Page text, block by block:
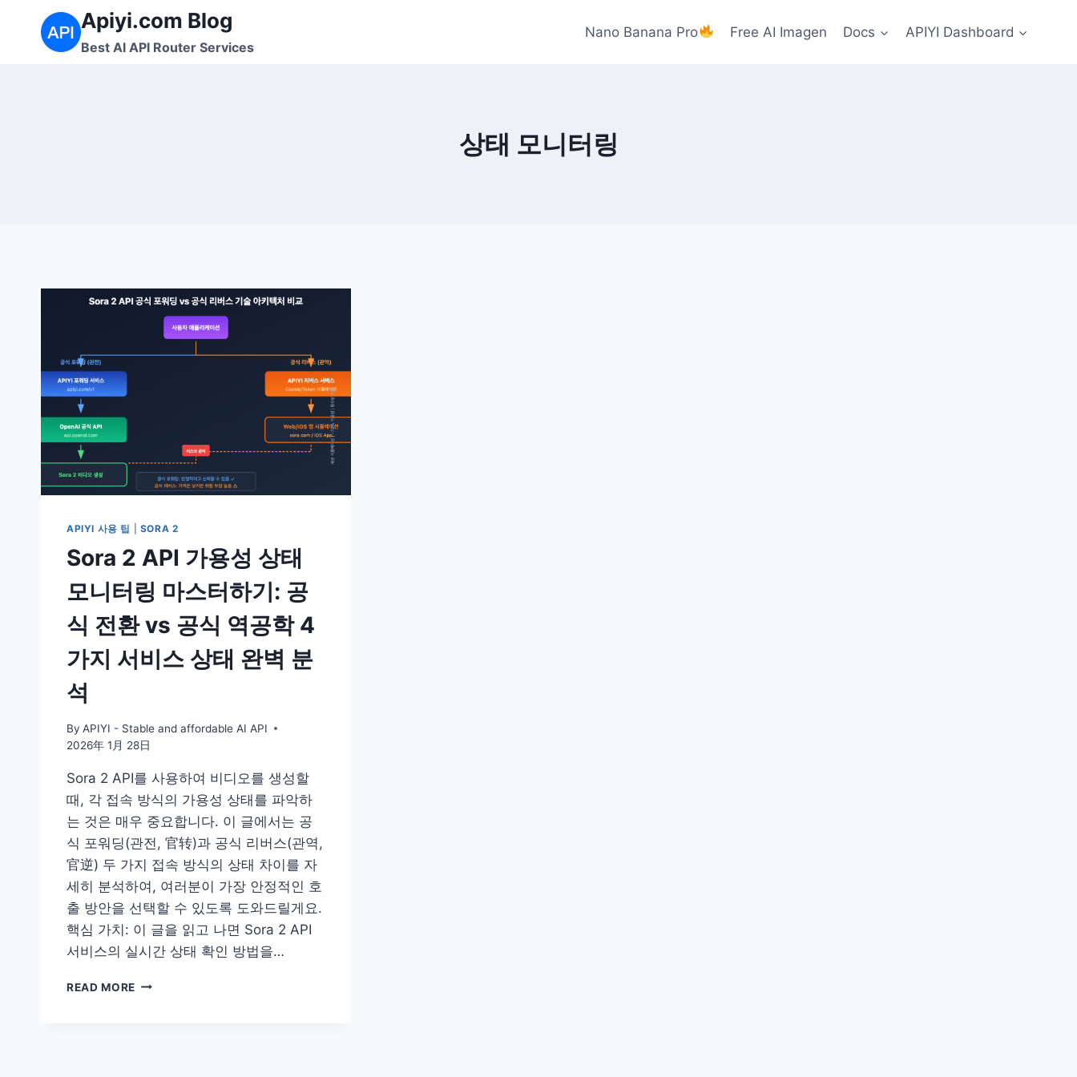
Apiyi.com Blog
Best AI API Router Services
Nano Banana Pro Free AI Imagen Docs APIYI Dashboard
상태 모니터링
APIYI 사용 팁 SORA 2
Sora 2 API 가용성 상태
모니터링 마스터하기: 공
식 전환 vs 공식 역공학 4
가지 서비스 상태 완벽 분
석
By APIYI - Stable and affordable AI API
2026年 1月 28日
Sora 2 API를 사용하여 비디오를 생성할
때, 각 접속 방식의 가용성 상태를 파악하
는 것은 매우 중요합니다. 이 글에서는 공
식 포워딩(관전, 官转)과 공식 리버스(관역,
官逆) 두 가지 접속 방식의 상태 차이를 자
세히 분석하여, 여러분이 가장 안정적인 호
출 방안을 선택할 수 있도록 도와드릴게요.
핵심 가치: 이 글을 읽고 나면 Sora 2 API
서비스의 실시간 상태 확인 방법을…
READ MORE SORA